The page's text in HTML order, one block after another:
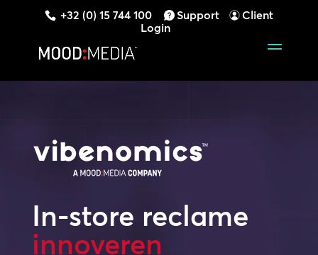
+32 (0) 15 744 100 Support
Client
Login
In-store reclame
innoveren